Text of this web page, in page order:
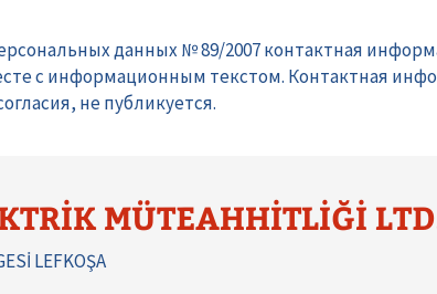
данных № 89/2007 контактная
с информационным текстом. Контактная
не публикуется.
MÜTEAHHİTLİĞİ
LEFKOŞA